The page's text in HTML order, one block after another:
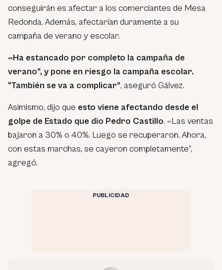
conseguirán es afectar a los comerciantes de Mesa
Redonda. Además, afectarían duramente a su
campaña de verano y escolar.
«Ha estancado por completo la campaña de
verano”, y pone en riesgo la campaña escolar.
“También se va a complicar”, aseguró Gálvez.
Asimismo, dijo que esto viene afectando desde el
golpe de Estado que dio Pedro Castillo. «Las ventas
bajaron a 30% o 40%. Luego se recuperaron. Ahora,
con estas marchas, se cayeron completamente”,
agregó.
PUBLICIDAD